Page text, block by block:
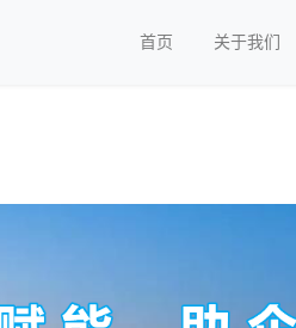
首页 关于我们